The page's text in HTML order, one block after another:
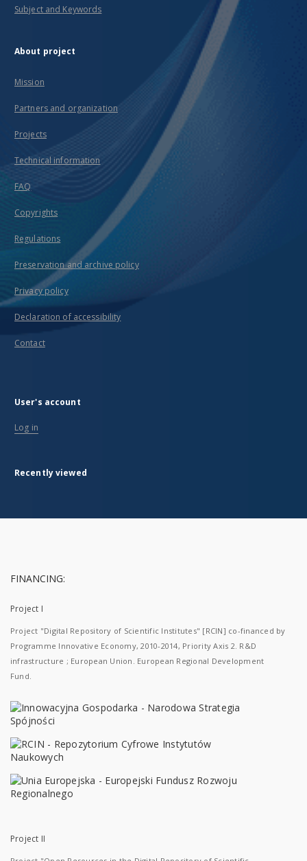
Subject and Keywords
About project
Mission
Partners and organization
Projects
Technical information
FAQ
Copyrights
Regulations
Preservation and archive policy
Privacy policy
Declaration of accessibility
Contact
User's account
Log in
Recently viewed
FINANCING:
Project I
Project "Digital Repository of Scientific Institutes" [RCIN] co-financed by
Programme Innovative Economy, 2010-2014, Priority Axis 2. R&D
infrastructure ; European Union. European Regional Development
Fund.
Project II